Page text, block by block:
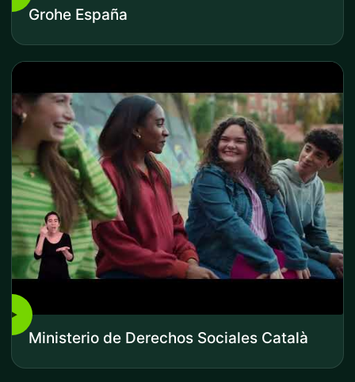
Grohe España
▶
Ministerio de Derechos Sociales Català